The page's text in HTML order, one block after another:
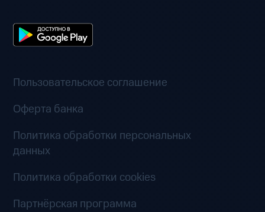
Пользовательское соглашение
Оферта банка
Политика обработки персональных
данных
Политика обработки cookies
Партнёрская программа